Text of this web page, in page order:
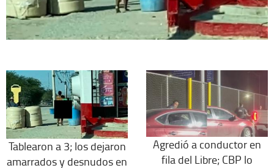
Tablearon a 3; los dejaron
amarrados y desnudos en
Agredió a conductor en
fila del Libre; CBP lo